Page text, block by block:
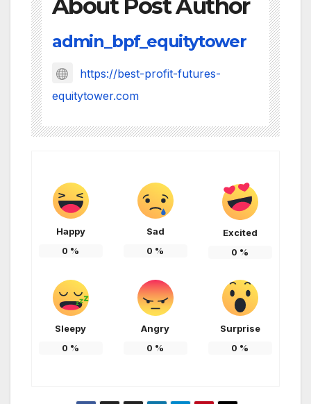
About Post Author
admin_bpf_equitytower
https://best-profit-futures-
equitytower.com
Happy
0 %
Sad
0 %
Excited
0 %
Sleepy
0 %
Angry
0 %
Surprise
0 %